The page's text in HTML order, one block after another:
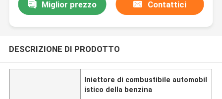
Miglior prezzo Contattici
DESCRIZIONE DI PRODOTTO
Iniettore di combustibile automobil
istico della benzina